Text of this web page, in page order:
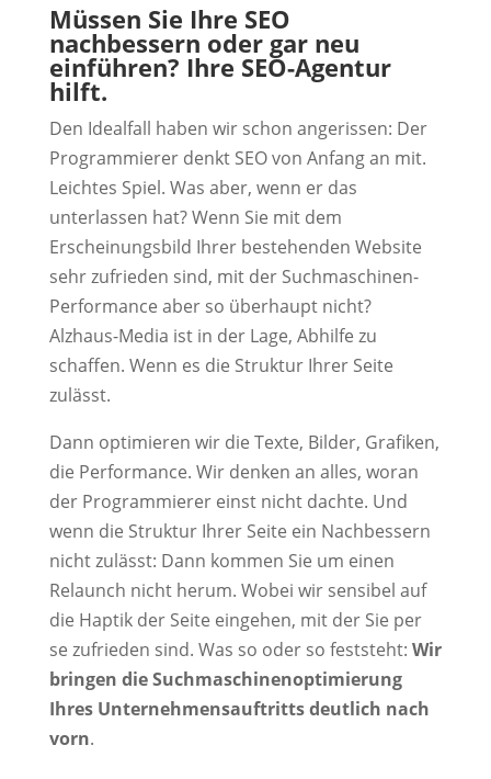
Müssen Sie Ihre SEO
nachbessern oder gar neu
einführen? Ihre SEO-Agentur
hilft.
Den Idealfall haben wir schon angerissen: Der
Programmierer denkt SEO von Anfang an mit.
Leichtes Spiel. Was aber, wenn er das
unterlassen hat? Wenn Sie mit dem
Erscheinungsbild Ihrer bestehenden Website
sehr zufrieden sind, mit der Suchmaschinen-
Performance aber so überhaupt nicht?
Alzhaus-Media ist in der Lage, Abhilfe zu
schaffen. Wenn es die Struktur Ihrer Seite
zulässt.
Dann optimieren wir die Texte, Bilder, Grafiken,
die Performance. Wir denken an alles, woran
der Programmierer einst nicht dachte. Und
wenn die Struktur Ihrer Seite ein Nachbessern
nicht zulässt: Dann kommen Sie um einen
Relaunch nicht herum. Wobei wir sensibel auf
die Haptik der Seite eingehen, mit der Sie per
se zufrieden sind. Was so oder so feststeht: Wir
bringen die Suchmaschinenoptimierung
Ihres Unternehmensauftritts deutlich nach
vorn.